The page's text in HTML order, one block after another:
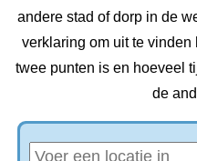
andere stad of dorp in de
verklaring om uit te
twee punten is en hoeveel
de